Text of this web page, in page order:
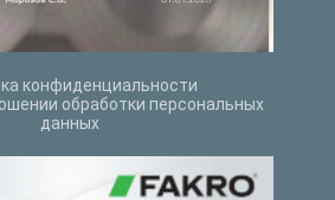
конфиденциальности
обработки персональных
данных